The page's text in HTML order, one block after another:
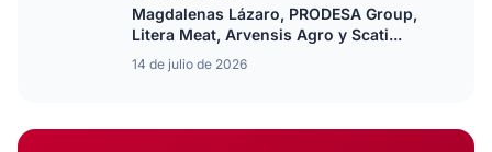
Magdalenas Lázaro, PRODESA Group,
Litera Meat, Arvensis Agro y Scati...
14 de julio de 2026